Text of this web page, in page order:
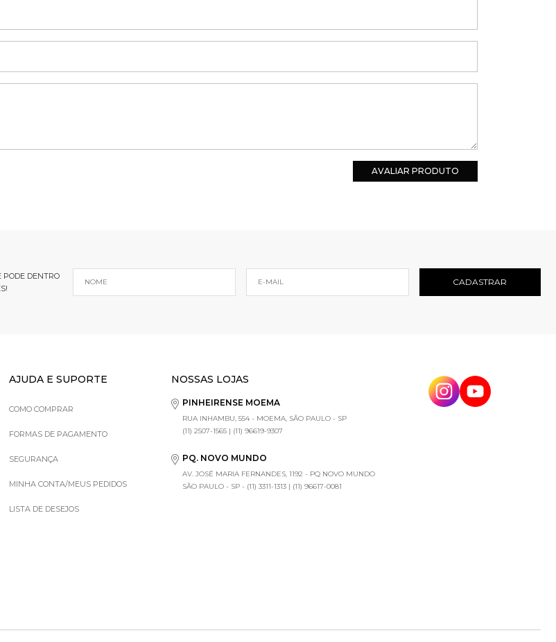
AVALIAR PRODUTO
PODE DENTRO
AJUDA E SUPORTE
COMO COMPRAR
FORMAS DE PAGAMENTO
SEGURANÇA
MINHA CONTA/MEUS PEDIDOS
LISTA DE DESEJOS
NOSSAS LOJAS
PINHEIRENSE MOEMA
RUA INHAMBU, 554 - MOEMA, SÃO PAULO - SP
(11) 2507-1565 | (11) 96619-9307
PQ. NOVO MUNDO
AV. JOSÉ MARIA FERNANDES, 1192 - PQ NOVO MUNDO
SÃO PAULO - SP - (11) 3311-1313 | (11) 96617-0081